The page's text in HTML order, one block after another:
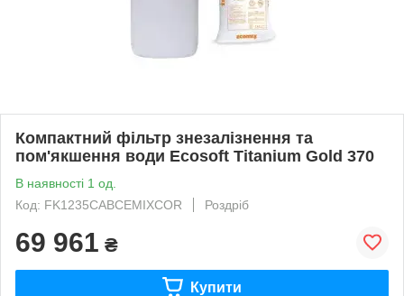
Компактний фільтр знезалізнення та
пом'якшення води Ecosoft Titanium Gold 370
В наявності 1 од.
Код: FK1235CABCEMIXCOR
Роздріб
69 961 ₴
Купити